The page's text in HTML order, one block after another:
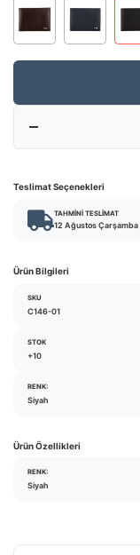
Teslimat Seçenekleri
TAHMINI TESLIMAT
12 Ağustos Çarşamba
Ürün Bilgileri
SKU
C146-01
STOK
+10
RENK:
Siyah
Ürün Özellikleri
RENK:
Siyah